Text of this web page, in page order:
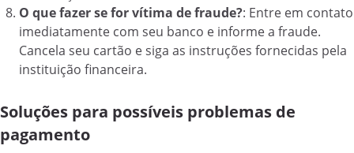
O que fazer se for vítima de fraude?: Entre em contato
imediatamente com seu banco e informe a fraude.
Cancela seu cartão e siga as instruções fornecidas pela
instituição financeira.
Soluções para possíveis problemas de
pagamento